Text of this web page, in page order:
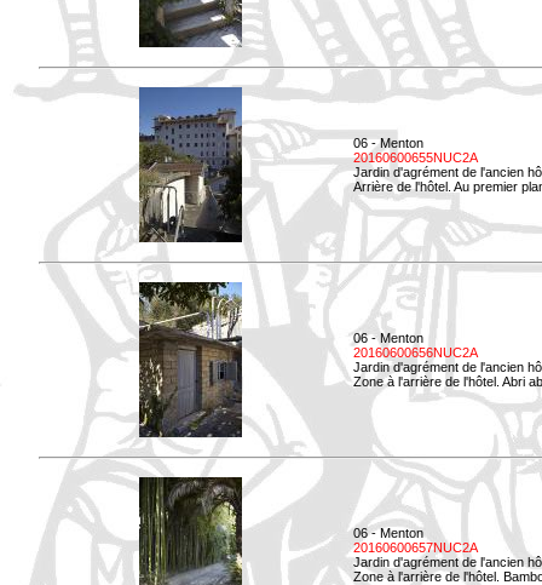
06 - Menton
20160600655NUC2A
Jardin d'agrément de l'ancien
Arrière de l'hôtel. Au premier
06 - Menton
20160600656NUC2A
Jardin d'agrément de l'ancien
Zone à l'arrière de l'hôtel. Abri
06 - Menton
20160600657NUC2A
Jardin d'agrément de l'ancien
Zone à l'arrière de l'hôtel.